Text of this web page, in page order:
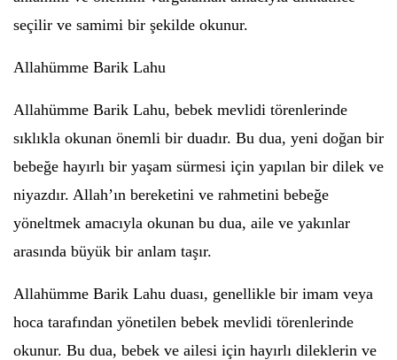
seçilir ve samimi bir şekilde okunur.
Allahümme Barik Lahu
Allahümme Barik Lahu, bebek mevlidi törenlerinde
sıklıkla okunan önemli bir duadır. Bu dua, yeni doğan bir
bebeğe hayırlı bir yaşam sürmesi için yapılan bir dilek ve
niyazdır. Allah’ın bereketini ve rahmetini bebeğe
yöneltmek amacıyla okunan bu dua, aile ve yakınlar
arasında büyük bir anlam taşır.
Allahümme Barik Lahu duası, genellikle bir imam veya
hoca tarafından yönetilen bebek mevlidi törenlerinde
okunur. Bu dua, bebek ve ailesi için hayırlı dileklerin ve